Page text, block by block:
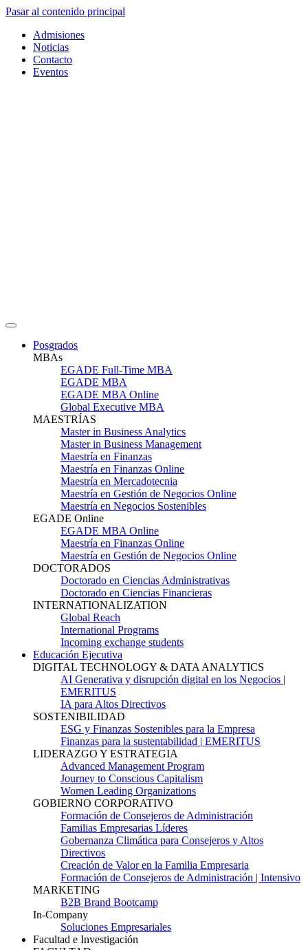
Pasar al contenido principal
Admisiones
Noticias
Contacto
Eventos
Posgrados
MBAs
EGADE Full-Time MBA
EGADE MBA
EGADE MBA Online
Global Executive MBA
MAESTRÍAS
Master in Business Analytics
Master in Business Management
Maestría en Finanzas
Maestría en Finanzas Online
Maestría en Mercadotecnia
Maestría en Gestión de Negocios Online
Maestría en Negocios Sostenibles
EGADE Online
EGADE MBA Online
Maestría en Finanzas Online
Maestría en Gestión de Negocios Online
DOCTORADOS
Doctorado en Ciencias Administrativas
Doctorado en Ciencias Financieras
INTERNATIONALIZATION
Global Reach
International Programs
Incoming exchange students
Educación Ejecutiva
DIGITAL TECHNOLOGY & DATA ANALYTICS
AI Generativa y disrupción digital en los Negocios |
EMERITUS
IA para Altos Directivos
SOSTENIBILIDAD
ESG y Finanzas Sostenibles para la Empresa
Finanzas para la sustentabilidad | EMERITUS
LIDERAZGO Y ESTRATEGIA
Advanced Management Program
Journey to Conscious Capitalism
Women Leading Organizations
GOBIERNO CORPORATIVO
Formación de Consejeros de Administración
Familias Empresarias Líderes
Gobernanza Climática para Consejeros y Altos
Directivos
Creación de Valor en la Familia Empresaria
Formación de Consejeros de Administración | Intensivo
MARKETING
B2B Brand Bootcamp
In-Company
Soluciones Empresariales
Facultad e Investigación